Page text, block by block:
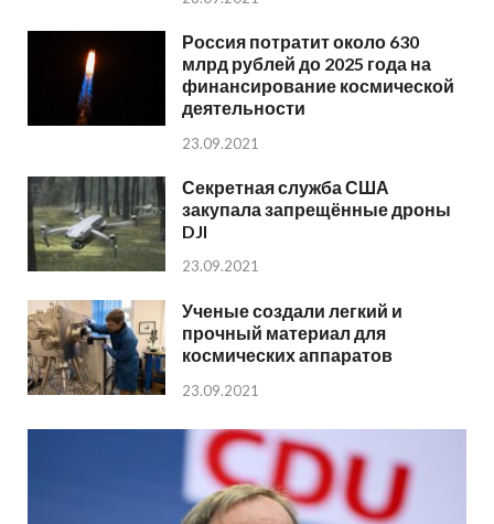
Россия потратит около 630
млрд рублей до 2025 года на
финансирование космической
деятельности
23.09.2021
Секретная служба США
закупала запрещённые дроны
DJI
23.09.2021
Ученые создали легкий и
прочный материал для
космических аппаратов
23.09.2021